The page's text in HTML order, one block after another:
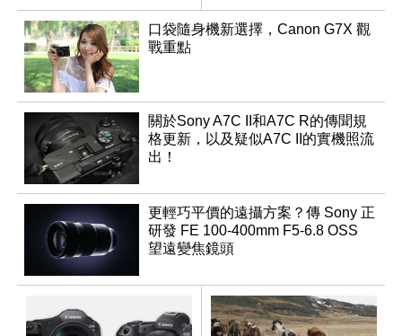
焦鏡
口袋隨身機新選擇，Canon G7X 觀
戰重點
關於Sony A7C II和A7C R的傳聞規
格更新，以及疑似A7C II的實機照流
出！
更輕巧平價的遠攝方案？傳 Sony 正
研發 FE 100-400mm F5-6.8 OSS
望遠變焦鏡頭